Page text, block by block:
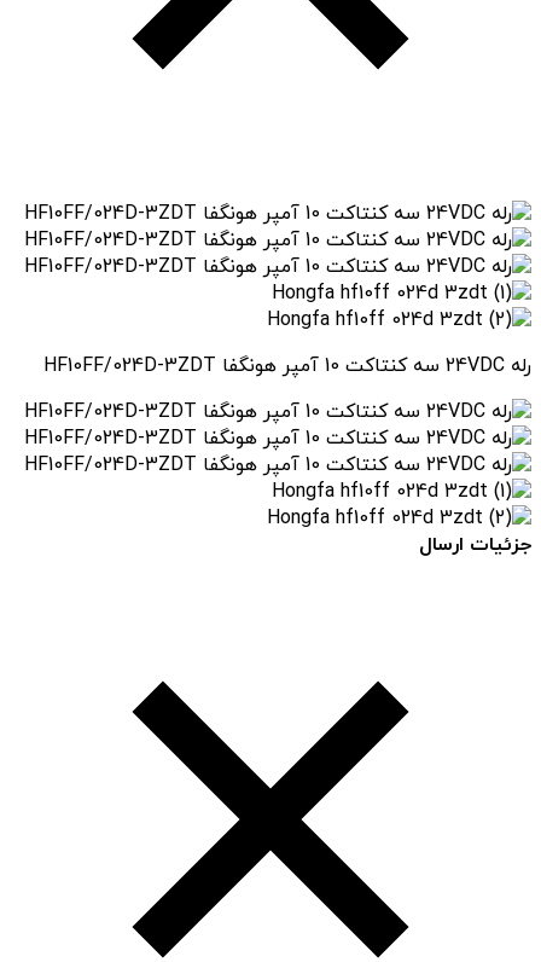
رله 24VDC سه کنتاکت 10 آمپر هونگفا HF10FF/024D-3ZDT
جزئیات ارسال